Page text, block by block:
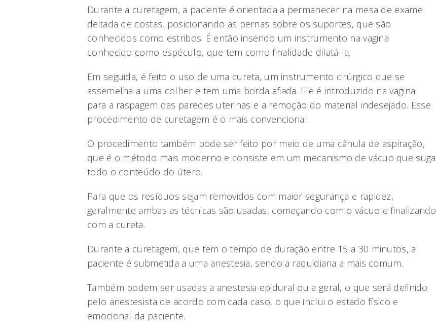
Durante a curetagem, a paciente é orientada a permanecer na mesa de exame
deitada de costas, posicionando as pernas sobre os suportes, que são
conhecidos como estribos. É então inserido um instrumento na vagina
conhecido como espéculo, que tem como finalidade dilatá-la.
Em seguida, é feito o uso de uma cureta, um instrumento cirúrgico que se
assemelha a uma colher e tem uma borda afiada. Ele é introduzido na vagina
para a raspagem das paredes uterinas e a remoção do material indesejado. Esse
procedimento de curetagem é o mais convencional.
O procedimento também pode ser feito por meio de uma cânula de aspiração,
que é o método mais moderno e consiste em um mecanismo de vácuo que suga
todo o conteúdo do útero.
Para que os resíduos sejam removidos com maior segurança e rapidez,
geralmente ambas as técnicas são usadas, começando com o vácuo e finalizando
com a cureta.
Durante a curetagem, que tem o tempo de duração entre 15 a 30 minutos, a
paciente é submetida a uma anestesia, sendo a raquidiana a mais comum.
Também podem ser usadas a anestesia epidural ou a geral, o que será definido
pelo anestesista de acordo com cada caso, o que inclui o estado físico e
emocional da paciente.